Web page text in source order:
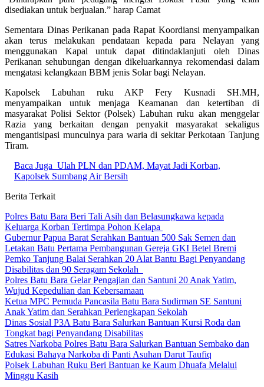
disediakan untuk berjualan.” harap Camat
Sementara Dinas Perikanan pada Rapat Koordiansi menyampaikan
akan terus melakukan pendataan kepada para Nelayan yang
menggunakan Kapal untuk dapat ditindaklanjuti oleh Dinas
Perikanan sehubungan dengan dikeluarkannya rekomendasi dalam
mengatasi kelangkaan BBM jenis Solar bagi Nelayan.
Kapolsek Labuhan ruku AKP Fery Kusnadi SH.MH,
menyampaikan untuk menjaga Keamanan dan ketertiban di
masyarakat Polisi Sektor (Polsek) Labuhan ruku akan menggelar
Razia yang berkaitan dengan penyakit masyarakat sekaligus
mengantisipasi munculnya para waria di sekitar Perkotaan Tanjung
Tiram.
Baca Juga Ulah PLN dan PDAM, Mayat Jadi Korban,
Kapolsek Sumbang Air Bersih
Berita Terkait
Polres Batu Bara Beri Tali Asih dan Belasungkawa kepada
Keluarga Korban Tertimpa Pohon Kelapa
Gubernur Papua Barat Serahkan Bantuan 500 Sak Semen dan
Letakan Batu Pertama Pembangunan Gereja GKI Betel Bremi
Pemko Tanjung Balai Serahkan 20 Alat Bantu Bagi Penyandang
Disabilitas dan 90 Seragam Sekolah
Polres Batu Bara Gelar Pengajian dan Santuni 20 Anak Yatim,
Wujud Kepedulian dan Kebersamaan
Ketua MPC Pemuda Pancasila Batu Bara Sudirman SE Santuni
Anak Yatim dan Serahkan Perlengkapan Sekolah
Dinas Sosial P3A Batu Bara Salurkan Bantuan Kursi Roda dan
Tongkat bagi Penyandang Disabilitas
Satres Narkoba Polres Batu Bara Salurkan Bantuan Sembako dan
Edukasi Bahaya Narkoba di Panti Asuhan Darut Taufiq
Polsek Labuhan Ruku Beri Bantuan ke Kaum Dhuafa Melalui
Minggu Kasih